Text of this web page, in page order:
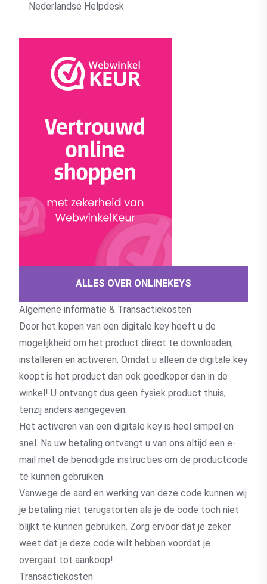
Nederlandse Helpdesk
ALLES OVER ONLINEKEYS
Algemene informatie & Transactiekosten
Door het kopen van een digitale key heeft u de
mogelijkheid om het product direct te downloaden,
installeren en activeren. Omdat u alleen de digitale key
koopt is het product dan ook goedkoper dan in de
winkel! U ontvangt dus geen fysiek product thuis,
tenzij anders aangegeven.
Het activeren van een digitale key is heel simpel en
snel. Na uw betaling ontvangt u van ons altijd een e-
mail met de benodigde instructies om de productcode
te kunnen gebruiken.
Vanwege de aard en werking van deze code kunnen wij
je betaling niet terugstorten als je de code toch niet
blijkt te kunnen gebruiken. Zorg ervoor dat je zeker
weet dat je deze code wilt hebben voordat je
overgaat tot aankoop!
Transactiekosten